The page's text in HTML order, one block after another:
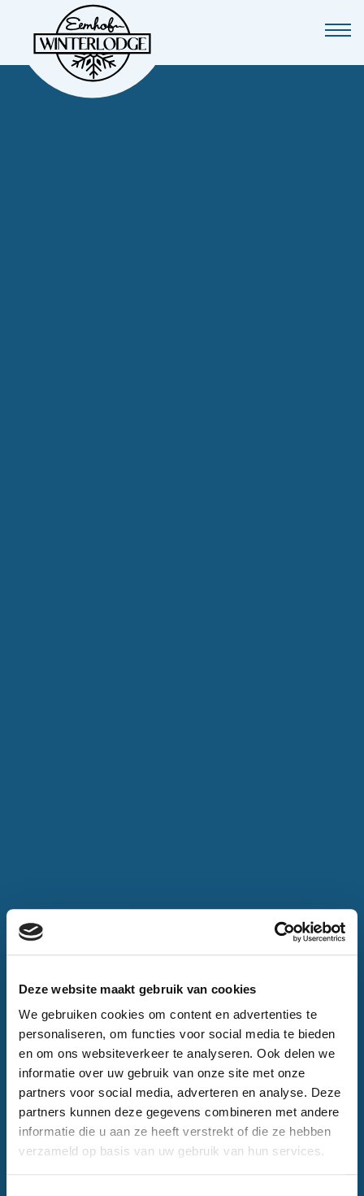
Deze website maakt gebruik van cookies
We gebruiken cookies om content en advertenties te
personaliseren, om functies voor social media te bieden
en om ons websiteverkeer te analyseren. Ook delen we
informatie over uw gebruik van onze site met onze
partners voor social media, adverteren en analyse. Deze
partners kunnen deze gegevens combineren met andere
informatie die u aan ze heeft verstrekt of die ze hebben
verzameld op basis van uw gebruik van hun services.